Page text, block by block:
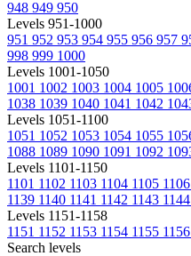
948 949 950
Levels 951-1000
951 952 953 954 955 956 957
998 999 1000
Levels 1001-1050
1001 1002 1003 1004 1005
1038 1039 1040 1041 1042
Levels 1051-1100
1051 1052 1053 1054 1055
1088 1089 1090 1091 1092
Levels 1101-1150
1101 1102 1103 1104 1105 1106
1139 1140 1141 1142 1143 1144
Levels 1151-1158
1151 1152 1153 1154 1155 1156
Search levels